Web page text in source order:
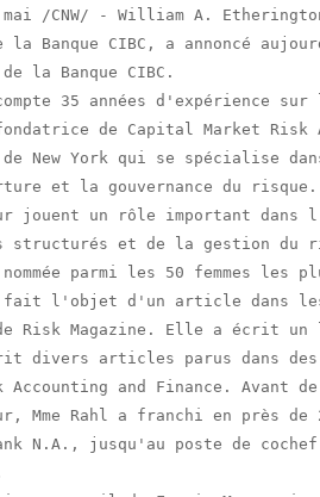
/CNW/ - William A.
Banque CIBC, a annoncé
la Banque CIBC.
35 années d'expérience sur
de Capital Market Risk
New York qui se spécialise
et la gouvernance du risque.
jouent un rôle important
structurés et de la gestion du
parmi les 50 femmes les
fait l'objet d'un article dans les
Risk Magazine. Elle a écrit
divers articles parus dans
and Finance. Avant de
Mme Rahl a franchi en près de
N.A., jusqu'au poste de